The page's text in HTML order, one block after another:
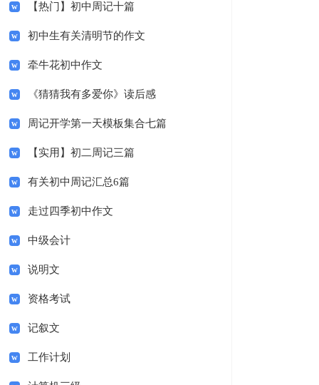
【热门】初中周记十篇
初中生有关清明节的作文
牵牛花初中作文
《猜猜我有多爱你》读后感
周记开学第一天模板集合七篇
【实用】初二周记三篇
有关初中周记汇总6篇
走过四季初中作文
中级会计
说明文
资格考试
记叙文
工作计划